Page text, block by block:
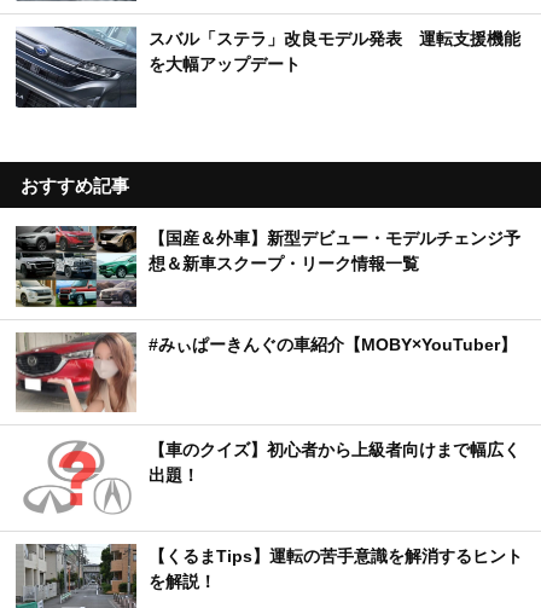
スバル「ステラ」改良モデル発表 運転支援機能
を大幅アップデート
おすすめ記事
【国産＆外車】新型デビュー・モデルチェンジ予
想＆新車スクープ・リーク情報一覧
#みぃぱーきんぐの車紹介【MOBY×YouTuber】
【車のクイズ】初心者から上級者向けまで幅広く
出題！
【くるまTips】運転の苦手意識を解消するヒント
を解説！